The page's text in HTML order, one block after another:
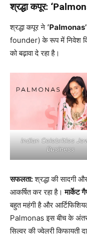
श्रद्धा कपूर:
श्रद्धा कपूर ने ‘Palmonas’
founder) के रूप में निवेश
को बढ़ावा दे रहा है।
Indian Celebrities
Business
सफलता:श्रद्धा की सादगी
आकर्षित कर रहा है।मार्केट
बहुत महंगी है और
Palmonas इस बीच के अंतर
सिल्वर की ज्वेलरी किफायती